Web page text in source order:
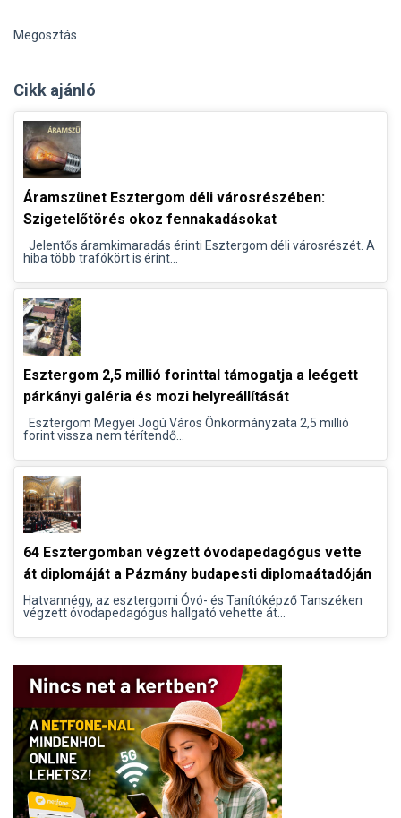
Megosztás
Cikk ajánló
Áramszünet Esztergom déli városrészében:
Szigetelőtörés okoz fennakadásokat
Jelentős áramkimaradás érinti Esztergom déli városrészét. A
hiba több trafókört is érint...
Esztergom 2,5 millió forinttal támogatja a leégett
párkányi galéria és mozi helyreállítását
Esztergom Megyei Jogú Város Önkormányzata 2,5 millió
forint vissza nem térítendő...
64 Esztergomban végzett óvodapedagógus vette
át diplomáját a Pázmány budapesti diplomaátadóján
Hatvannégy, az esztergomi Óvó- és Tanítóképző Tanszéken
végzett óvodapedagógus hallgató vehette át...